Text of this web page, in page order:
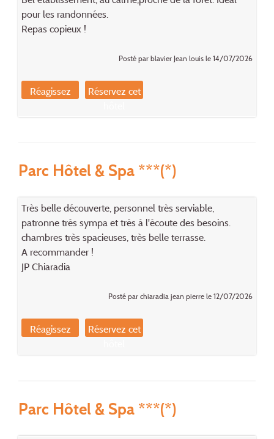
pour les randonnées.
Repas copieux !
Posté par blavier Jean louis le 14/07/2026
Réagissez
Réservez cet
Parc Hôtel & Spa ***(*)
Très belle découverte, personnel très serviable,
patronne très sympa et très à l'écoute des besoins.
chambres très spacieuses, très belle terrasse.
A recommander !
JP Chiaradia
Posté par chiaradia jean pierre le 12/07/2026
Réagissez
Réservez cet
Parc Hôtel & Spa ***(*)